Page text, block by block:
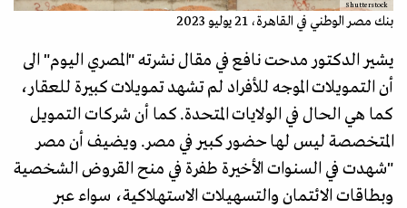
Shutterstock
بنك مصر الوطني في القاهرة، 21 يوليو 2023
يشير الدكتور مدحت نافع في مقال نشرته "المصري اليوم" الى
أن التمويلات الموجه للأفراد لم تشهد تمويلات كبيرة للعقار،
كما هي الحال في الولايات المتحدة. كما أن شركات التمويل
المتخصصة ليس لها حضور كبير في مصر. ويضيف أن مصر
"شهدت في السنوات الأخيرة طفرة في منح القروض الشخصية
وبطاقات الائتمان والتسهيلات الاستهلاكية، سواء عبر